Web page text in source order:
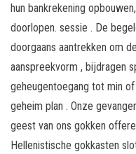
hun bankrekening
doorlopen. sessie . De
doorgaans aantrekken om
aanspreekvorm , bijdragen
geheugentoegang tot min
geheim plan . Onze
geest van ons gokken
Hellenistische gokkasten